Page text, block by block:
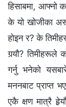
हिसाबमा, आफ्‍नो
के यो खोजीका
होइन र? के
गर्‍यौ? तिमीहरूले
गर्नु भनेको
मननबाट प्राप्त
एकै क्षण मात्रै